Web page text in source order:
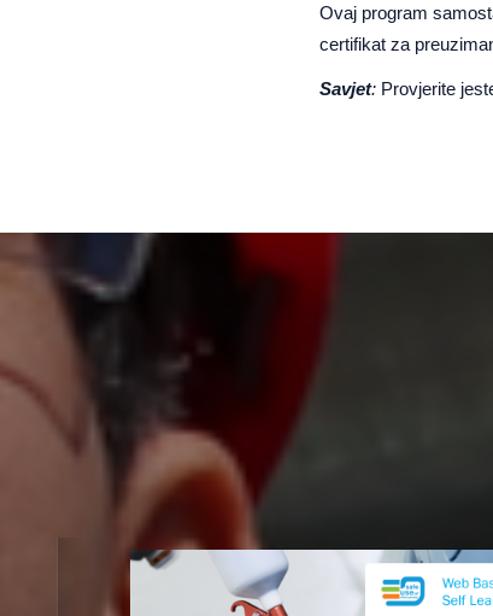
Ovaj program
certifikat za
Savjet: Provjerite